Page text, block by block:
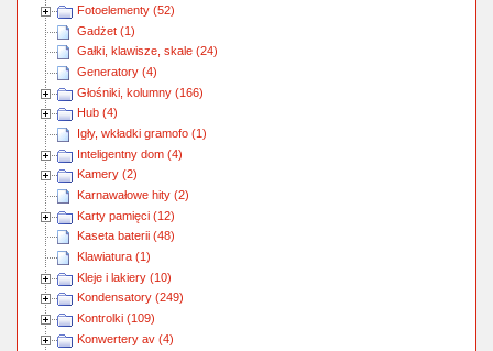
Fotoelementy (52)
Gadżet (1)
Gałki, klawisze, skale (24)
Generatory (4)
Głośniki, kolumny (166)
Hub (4)
Igły, wkładki gramofo (1)
Inteligentny dom (4)
Kamery (2)
Karnawałowe hity (2)
Karty pamięci (12)
Kaseta baterii (48)
Klawiatura (1)
Kleje i lakiery (10)
Kondensatory (249)
Kontrolki (109)
Konwertery av (4)